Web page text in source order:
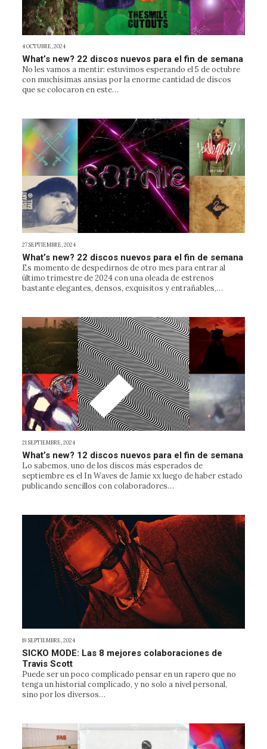
4 OCTUBRE, 2024
What’s new? 22 discos nuevos para el fin de semana
No les vamos a mentir: estuvimos esperando el 5 de octubre
con muchísimas ansias por la enorme cantidad de discos
que se colocaron en este…
27 SEPTIEMBRE, 2024
What’s new? 22 discos nuevos para el fin de semana
Es momento de despedirnos de otro mes para entrar al
último trimestre de 2024 con una oleada de estrenos
bastante elegantes, densos, exquisitos y entrañables,…
21 SEPTIEMBRE, 2024
What’s new? 12 discos nuevos para el fin de semana
Lo sabemos, uno de los discos más esperados de
septiembre es el In Waves de Jamie xx luego de haber estado
publicando sencillos con colaboradores…
19 SEPTIEMBRE, 2024
SICKO MODE: Las 8 mejores colaboraciones de
Travis Scott
Puede ser un poco complicado pensar en un rapero que no
tenga un historial complicado, y no solo a nivel personal,
sino por los diversos…